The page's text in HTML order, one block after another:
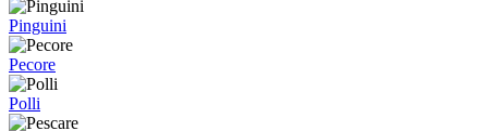
Pinguini
Pecore
Polli